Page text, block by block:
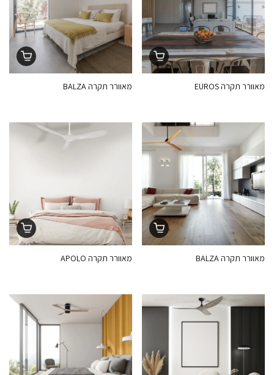
מאוורר תקרה EUROS מאוורר תקרה BALZA
מאוורר תקרה BALZA מאוורר תקרה APOLO